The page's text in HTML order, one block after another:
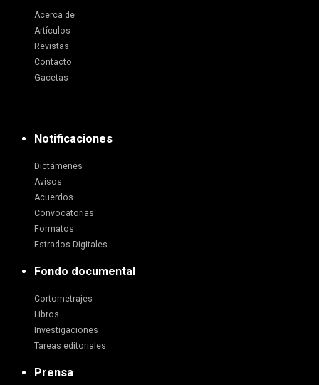
Acerca de
Artículos
Revistas
Contacto
Gacetas
Notificaciones
Dictámenes
Avisos
Acuerdos
Convocatorias
Formatos
Estrados Digitales
Fondo documental
Cortometrajes
Libros
Investigaciones
Tareas editoriales
Prensa